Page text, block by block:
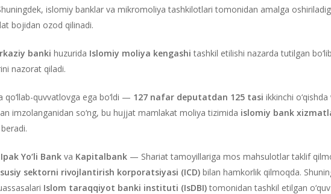
islomiy banklar va mikromoliya tashkilotlari tomonidan amalga
bojidan ozod qilinadi.
banki huzurida Islomiy moliya kengashi tashkil etilishi nazarda tutilgan
nazorat qiladi.
quvvatlovga ega bo‘ldi — 127 nafar deputatdan 125 tasi ikkinchi o‘qishda
imzolanganidan so‘ng, bu hujjat mamlakat moliya tizimida islomiy bank
Yo‘li Bank va Kapitalbank — Shariat tamoyillariga mos mahsulotlar taklif
sektorni rivojlantirish korporatsiyasi (ICD) bilan hamkorlik qilmoqda.
Islom taraqqiyot banki instituti (IsDBI)tomonidan tashkil etilgan